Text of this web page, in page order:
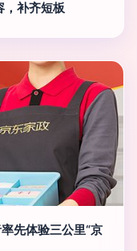
，补齐短板
先体验三公里“京